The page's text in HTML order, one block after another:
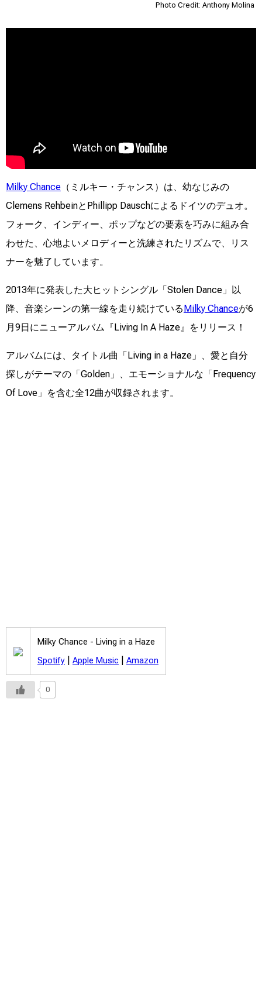
Photo Credit: Anthony Molina
Milky Chance （ミルキー・チャンス）は、幼なじみの
Clemens RehbeinとPhillipp Dauschによるドイツのデュオ。
フォーク、インディー、ポップなどの要素を巧みに組み合
わせた、心地よいメロディーと洗練されたリズムで、リス
ナーを魅了しています。
2013年に発表した大ヒットシングル「Stolen Dance」以
降、音楽シーンの第一線を走り続けている Milky Chanceが6
月9日にニューアルバム『Living In A Haze』をリリース！
アルバムには、タイトル曲「Living in a Haze」、愛と自分
探しがテーマの「Golden」、エモーショナルな「Frequency
Of Love」を含む全12曲が収録されます。
Milky Chance - Living in a Haze
Spotify
Apple Music Amazon
0